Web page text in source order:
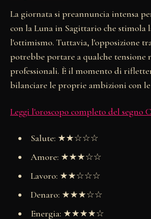
La giornata si preannuncia intensa
con la Luna in Sagittario che stimola
l'ottimismo. Tuttavia, l'opposizione
potrebbe portare a qualche tensione
professionali. È il momento di
bilanciare le proprie ambizioni con
Leggi l'oroscopo completo del segno
Salute: ★★☆☆☆
Amore: ★★★☆☆
Lavoro: ★★☆☆☆
Denaro: ★★★☆☆
Energia: ★★★★☆